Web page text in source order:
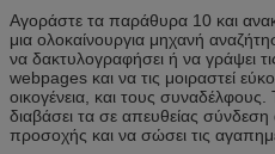
Αγοράστε τα παράθυρα 10 και
μια ολοκαίνουργια μηχανή
να δακτυλογραφήσει ή να γράψει
webpages και να τις μοιραστεί
οικογένεια, και τους
διαβάσει τα σε απευθείας
προσοχής και να σώσει τις